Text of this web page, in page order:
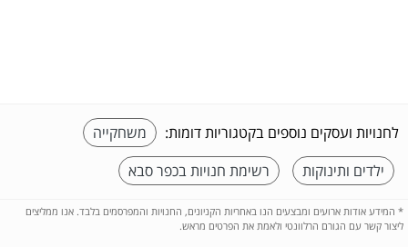
לחנויות ועסקים נוספים בקטגוריות דומות:
משחקייה
ילדים ותינוקות
רשימת חנויות בכפר סבא
* המידע אודות ארועים ומבצעים הנו באחריות הקניונים, החנויות והמפרסמים בלבד. אנו ממליצים
ליצור קשר עם הגורם הרלוונטי ולאמת את הפרטים מראש.